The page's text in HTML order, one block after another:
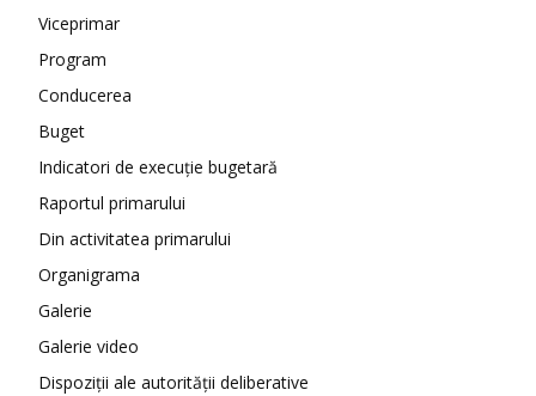
Viceprimar
Program
Conducerea
Buget
Indicatori de execuție bugetară
Raportul primarului
Din activitatea primarului
Organigrama
Galerie
Galerie video
Dispoziții ale autorității deliberative